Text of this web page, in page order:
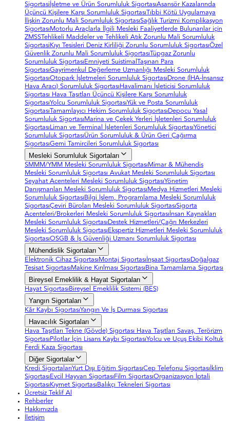
Sigortasi İşletme ve Ürün Sorumluluk SigortasıAsansör Kazalarında
Üçüncü Kişilere Karşı Sorumluluk SigortasıTıbbi Kötü Uygulamaya
İlişkin Zorunlu Mali Sorumluluk SigortasıSağlık Turizmi Komplikasyon
Sigortası Motorlu Araçlarla İlgili Mesleki Faaliyetlerde Bulunanlar için
ZMSSTehlikeli Maddeler ve Tehlikeli Atık Zorunlu Mali Sorumluluk
Sigortasi Kıyı Tesisleri Deniz Kirliliği Zorunlu Sorumluluk SigortasıÖzel
Güvenlik Zorunlu Mali Sorumluluk SigortasıTüpgaz Zorunlu
Sorumluluk Sigortası Emniyeti Suistimal Taşınan Para
SigortasıGayrimenkul Değerleme Uzmanlığı Mesleki Sorumluluk
SigortasıOtopark İşletmeleri Sorumluluk Sigortası Drone (İHA-İnsansız
Hava Aracı) Sorumluluk Sigortası Havalimanı İşleticisi Sorumluluk
Sigortası Hava Taşıtları Üçüncü Kişilere Karşı Sorumluluk
SigortasıYolcu Sorumluluk SigortasıYük ve Posta Sorumluluk
SigortasıTamamlayıcı Hekim Sorumluluk Sigortası Depocu Yasal
Sorumluluk Sigortası Marina ve Çekek Yerleri İşletenleri Sorumluluk
Sigortası Liman ve Terminal İşletenleri Sorumluluk SigortasıYönetici
Sorumluluk SigortasıÜrün Sorumluluk & Ürün Geri Çağırma
SigortasıGemi Tamircileri Sorumluluk Sigortası
Mesleki Sorumluluk Sigortaları
SMMM/YMM Mesleki Sorumluluk Sigortası Mimar & Mühendis
Mesleki Sorumluluk Sigortası Avukat Mesleki Sorumluluk Sigortası
Seyahat Acenteleri Mesleki Sorumluluk SigortasıYönetim
Danışmanları Mesleki Sorumluluk Sigortası Medya Hizmetleri Mesleki
Sorumluluk Sigortası Bilgi İşlem, Programlama Mesleki Sorumluluk
SigortasıÇeviri Büroları Mesleki Sorumluluk SigortasıSigorta
Acenteleri/Brokerleri Mesleki Sorumluluk Sigortası İnsan Kaynakları
Mesleki Sorumluluk Sigortası Destek Hizmetleri/Çağrı Merkezleri
Mesleki Sorumluluk Sigortası Ekspertiz Hizmetleri Mesleki Sorumluluk
SigortasıOSGB & İş Güvenliği Uzmanı Sorumluluk Sigortası
Mühendislik Sigortaları
Elektronik Cihaz Sigortası Montaj Sigortası İnşaat Sigortası Doğalgaz
Tesisat Sigortası Makine Kırılması Sigortası Bina Tamamlama Sigortası
Bireysel Emeklilik & Hayat Sigortaları
Hayat Sigortası Bireysel Emeklilik Sistemi (BES)
Yangın Sigortaları
Kâr Kaybı SigortasıYangın Ve İş Durması Sigortası
Havacılık Sigortaları
Hava Taşıtları Tekne (Gövde) Sigortası Hava Taşıtları Savaş, Terörizm
Sigortası Pilotlar İçin Lisans Kaybı SigortasıYolcu ve Uçuş Ekibi Koltuk
Ferdi Kaza Sigortası
Diğer Sigortalar
Kredi SigortalarıYurt Dışı Eğitim SigortasıCep Telefonu Sigortası İklim
Sigortası Evcil Hayvan Sigortası Film SigortasıOrganizasyon İptali
Sigortası Kıymet Sigortası Balıkçı Tekneleri Sigortası
Ücretsiz Teklif Al
Rehberler
Hakkımızda
İletişim